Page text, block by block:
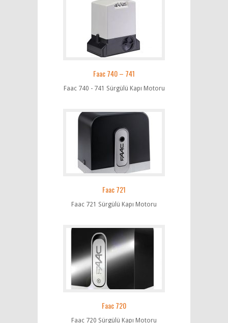
Faac 740 – 741
Faac 740 - 741 Sürgülü Kapı Motoru
Faac 721
Faac 721 Sürgülü Kapı Motoru
Faac 720
Faac 720 Sürgülü Kapı Motoru